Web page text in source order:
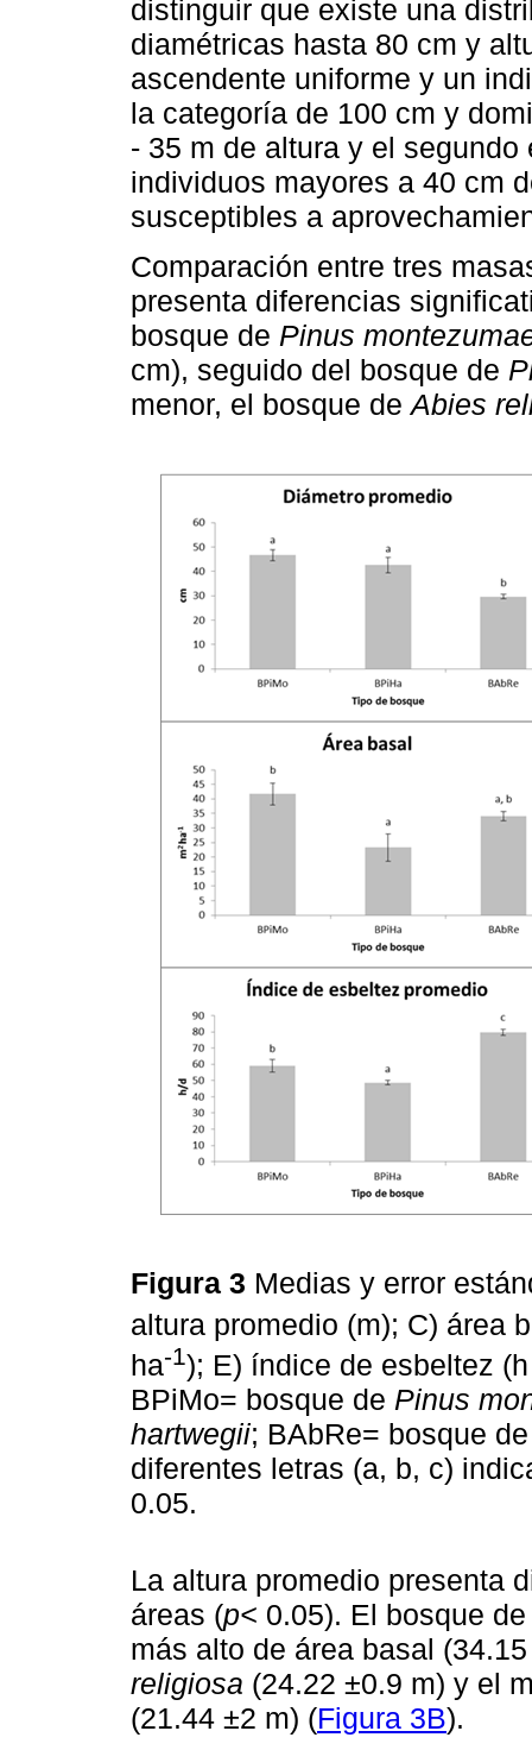
distinguir que existe una
diamétricas hasta 80 cm y
ascendente uniforme y un
la categoría de 100 cm y
- 35 m de altura y el
individuos mayores a 40 cm
susceptibles a
Comparación entre tres
presenta diferencias
bosque de Pinus
cm), seguido del bosque de
menor, el bosque deAbies
Figura 3 Medias y error
altura promedio (m); C) área
ha-1); E) índice de esbeltez
BPiMo= bosque de Pinus
hartwegii; BAbRe= bosque
diferentes letras (a, b, c)
0.05.
La altura promedio presenta
áreas (p< 0.05). El bosque
más alto de área basal
religiosa (24.22 ±0.9 m) y el
(21.44 ±2 m) (Figura 3B).